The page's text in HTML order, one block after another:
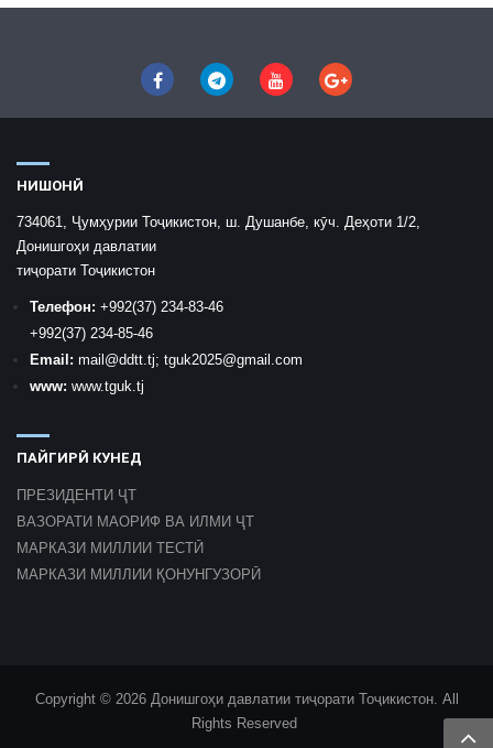
НИШОНӢ
734061, Ҷумҳурии Тоҷикистон, ш. Душанбе, кӯч. Деҳоти 1/2,
Донишгоҳи давлатии
тиҷорати Тоҷикистон
Телефон: +992(37) 234-83-46
+992(37) 234-85-46
Email: mail @ddtt.tj; tguk2025@gmail.com
www: www.tguk.tj
ПАЙГИРӢ КУНЕД
ПРЕЗИДЕНТИ ҶТ
ВАЗОРАТИ МАОРИФ ВА ИЛМИ ҶТ
МАРКАЗИ МИЛЛИИ ТЕСТӢ
МАРКАЗИ МИЛЛИИ ҚОНУНГУЗОРӢ
Copyright © 2026 Донишгоҳи давлатии тиҷорати Тоҷикистон. All
Rights Reserved